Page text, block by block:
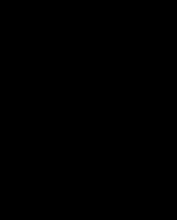
а оформление